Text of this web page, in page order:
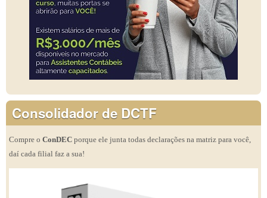
Consolidador de DCTF
Compre o ConDEC porque ele junta todas declarações na matriz para você,
daí cada filial faz a sua!